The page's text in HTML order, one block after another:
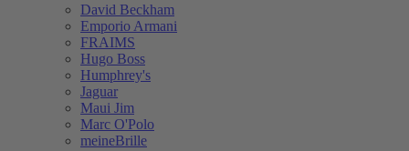
David Beckham
Emporio Armani
FRAIMS
Hugo Boss
Humphrey's
Jaguar
Maui Jim
Marc O'Polo
meineBrille